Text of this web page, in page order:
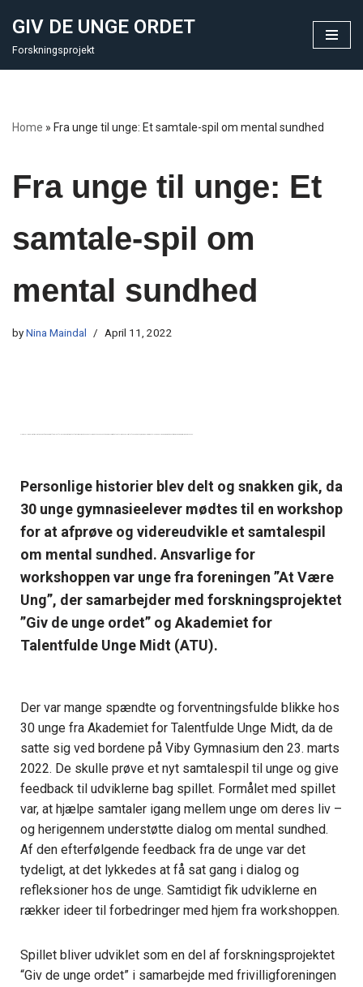
Skip
GIV DE UNGE ORDET
Forskningsprojekt
Home » Fra unge til unge: Et samtale-spil om mental sundhed
Fra unge til unge: Et
samtale-spil om
mental sundhed
byNina Maindal April 11, 2022
Personlige historier blev delt og snakken gik, da
30 unge gymnasieelever mødtes til en workshop
for at afprøve og videreudvikle et samtalespil
om mental sundhed. Ansvarlige for
workshoppen var unge fra foreningen ”At Være
Ung”, der samarbejder med forskningsprojektet
”Giv de unge ordet” og Akademiet for
Talentfulde Unge Midt (ATU).
Der var mange spændte og forventningsfulde blikke hos
30 unge fra Akademiet for Talentfulde Unge Midt, da de
satte sig ved bordene på Viby Gymnasium den 23. marts
2022. De skulle prøve et nyt samtalespil til unge og give
feedback til udviklerne bag spillet. Formålet med spillet
var, at hjælpe samtaler igang mellem unge om deres liv –
og herigennem understøtte dialog om mental sundhed.
Af den efterfølgende feedback fra de unge var det
tydeligt, at det lykkedes at få sat gang i dialog og
refleksioner hos de unge. Samtidigt fik udviklerne en
rækker ideer til forbedringer med hjem fra workshoppen.
Spillet bliver udviklet som en del af forskningsprojektet
“Giv de unge ordet” i samarbejde med frivilligforeningen